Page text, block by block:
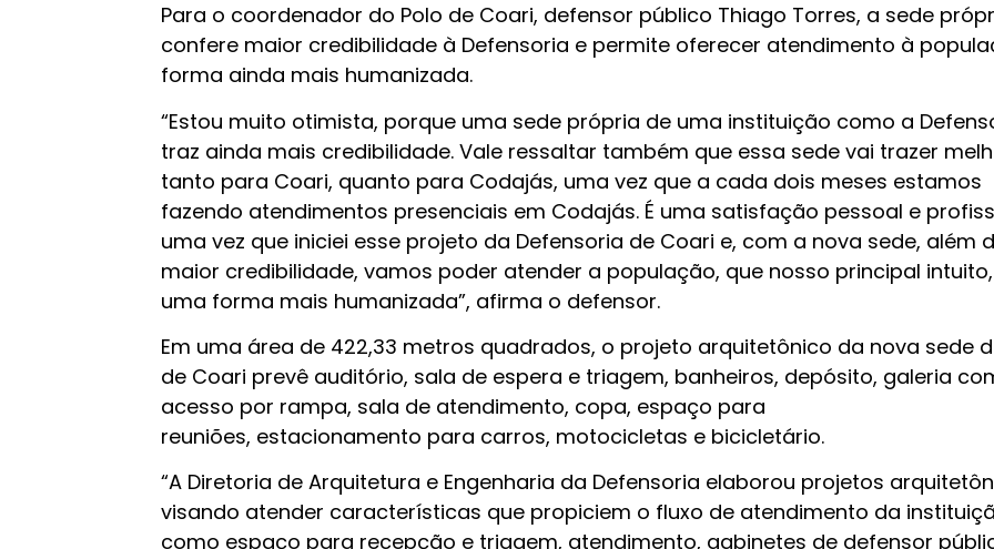
Para o coordenador do Polo de Coari, defensor público Thiago Torres, a sede
confere maior credibilidade à Defensoria e permite oferecer atendimento à
forma ainda mais humanizada.
“Estou muito otimista, porque uma sede própria de uma instituição como a
traz ainda mais credibilidade. Vale ressaltar também que essa sede vai trazer
tanto para Coari, quanto para Codajás, uma vez que a cada dois meses estamos
fazendo atendimentos presenciais em Codajás. É uma satisfação pessoal e
uma vez que iniciei esse projeto da Defensoria de Coari e, com a nova sede, além
maior credibilidade, vamos poder atender a população, que nosso principal
uma forma mais humanizada”, afirma o defensor.
Em uma área de 422,33 metros quadrados, o projeto arquitetônico da nova sede
de Coari prevê auditório, sala de espera e triagem, banheiros, depósito, galeria
acesso por rampa, sala de atendimento, copa, espaço para
reuniões, estacionamento para carros, motocicletas e bicicletário.
“A Diretoria de Arquitetura e Engenharia da Defensoria elaborou projetos
visando atender características que propiciem o fluxo de atendimento da
como espaço para recepção e triagem, atendimento, gabinetes de defensor